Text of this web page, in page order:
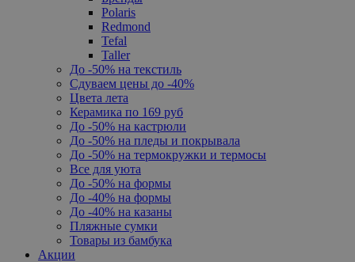
Polaris
Redmond
Tefal
Taller
До -50% на текстиль
Сдуваем цены до -40%
Цвета лета
Керамика по 169 руб
До -50% на кастрюли
До -50% на пледы и покрывала
До -50% на термокружки и термосы
Все для уюта
До -50% на формы
До -40% на формы
До -40% на казаны
Пляжные сумки
Товары из бамбука
Акции